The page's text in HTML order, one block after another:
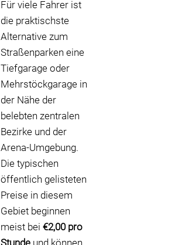
Für viele Fahrer ist
die praktischste
Alternative zum
Straßenparken eine
Tiefgarage oder
Mehrstöckgarage in
der Nähe der
belebten zentralen
Bezirke und der
Arena-Umgebung.
Die typischen
öffentlich gelisteten
Preise in diesem
Gebiet beginnen
meist bei €2,00 pro